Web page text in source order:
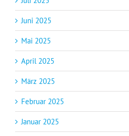
Juni 2025
Mai 2025
April 2025
März 2025
Februar 2025
Januar 2025